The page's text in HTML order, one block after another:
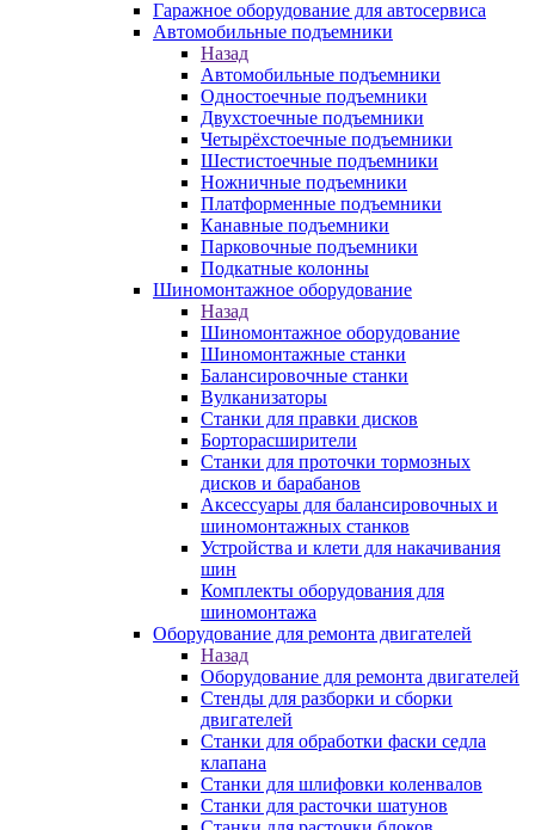
Гаражное оборудование для автосервиса
Автомобильные подъемники
Назад
Автомобильные подъемники
Одностоечные подъемники
Двухстоечные подъемники
Четырёхстоечные подъемники
Шестистоечные подъемники
Ножничные подъемники
Платформенные подъемники
Канавные подъемники
Парковочные подъемники
Подкатные колонны
Шиномонтажное оборудование
Назад
Шиномонтажное оборудование
Шиномонтажные станки
Балансировочные станки
Вулканизаторы
Станки для правки дисков
Борторасширители
Станки для проточки тормозных
дисков и барабанов
Аксессуары для балансировочных и
шиномонтажных станков
Устройства и клети для накачивания
шин
Комплекты оборудования для
шиномонтажа
Оборудование для ремонта двигателей
Назад
Оборудование для ремонта двигателей
Стенды для разборки и сборки
двигателей
Станки для обработки фаски седла
клапана
Станки для шлифовки коленвалов
Станки для расточки шатунов